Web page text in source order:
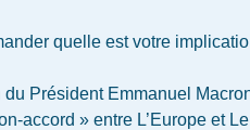
quelle est votre
Président Emmanuel
accord » entre L’Europe et